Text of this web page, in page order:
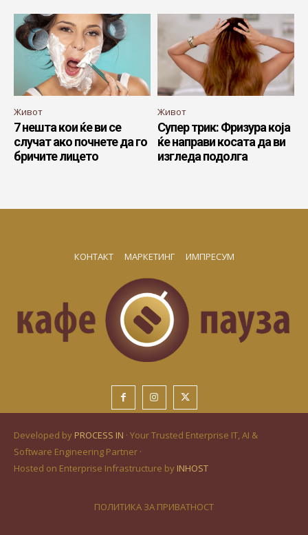
Живот
7 нешта кои ќе ви се
случат ако почнете да го
бричите лицето
Живот
Супер трик: Фризура која
ќе направи косата да ви
изгледа подолга
КОНТАКТ МАРКЕТИНГ ИМПРЕСУМ
Developed by PROCESS IN · Your Trusted Enterprise IT, AI &
Software Engineering Partner ·
Hosted on Enterprise Infrastructure by INHOST
ПОЛИТИКА ЗА ПРИВАТНОСТ